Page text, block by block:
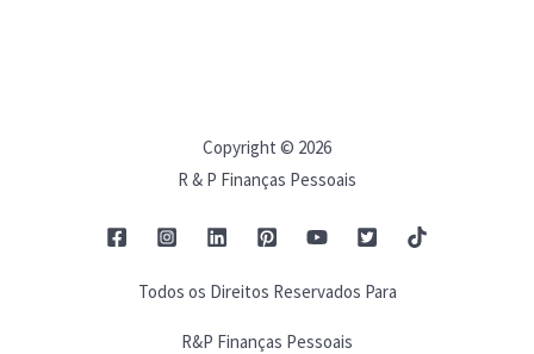
Copyright © 2026
R & P Finanças Pessoais
Todos os Direitos Reservados Para
R&P Finanças Pessoais